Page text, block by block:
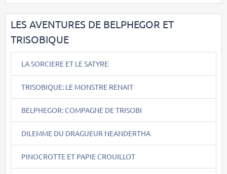
LES AVENTURES DE BELPHEGOR ET
TRISOBIQUE
LA SORCIERE ET LE SATYRE
TRISOBIQUE: LE MONSTRE RENAIT
BELPHEGOR: COMPAGNE DE TRISOBI
DILEMME DU DRAGUEUR NEANDERTHA
PINOCROTTE ET PAPIE CROUILLOT